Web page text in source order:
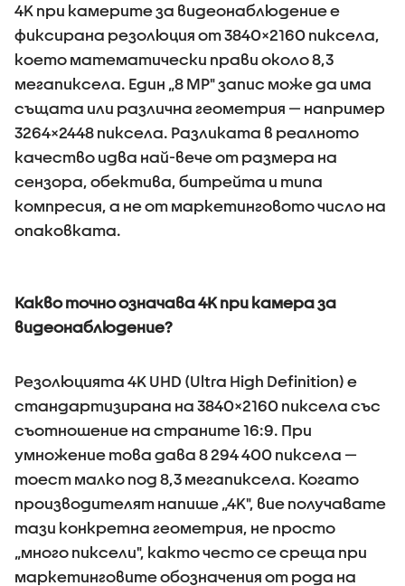
4K при камерите за видеонаблюдение е
фиксирана резолюция от 3840×2160 пиксела,
което математически прави около 8,3
мегапиксела. Един „8 MP" запис може да има
същата или различна геометрия — например
3264×2448 пиксела. Разликата в реалното
качество идва най-вече от размера на
сензора, обектива, битрейта и типа
компресия, а не от маркетинговото число на
опаковката.
Какво точно означава 4K при камера за
видеонаблюдение?
Резолюцията 4K UHD (Ultra High Definition) е
стандартизирана на 3840×2160 пиксела със
съотношение на страните 16:9. При
умножение това дава 8 294 400 пиксела —
тоест малко под 8,3 мегапиксела. Когато
производителят напише „4K", вие получавате
тази конкретна геометрия, не просто
„много пиксели", както често се среща при
маркетинговите обозначения от рода на